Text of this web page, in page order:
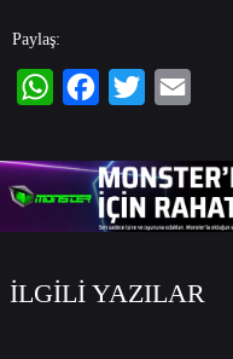
Paylaş:
İLGİLİ YAZILAR